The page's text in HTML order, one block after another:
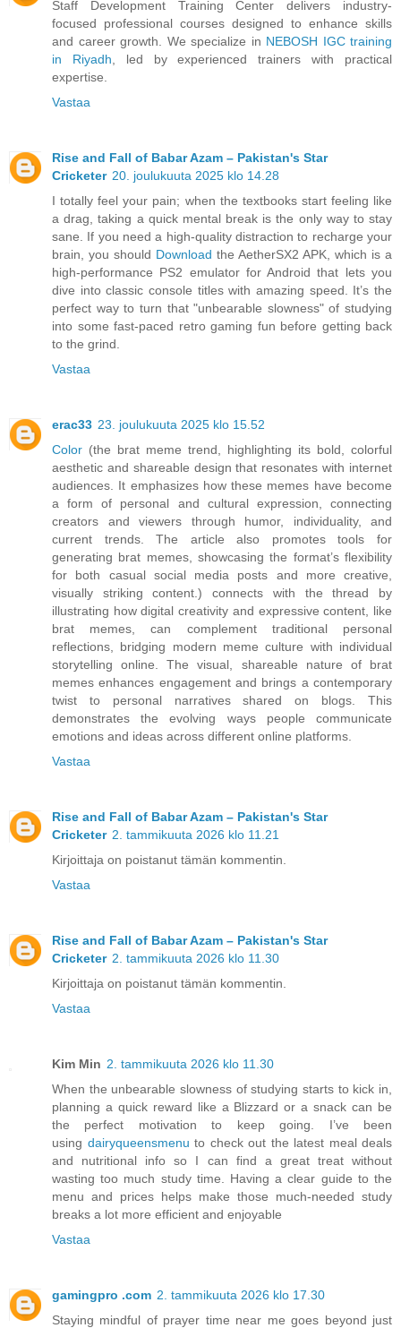
Staff Development Training Center delivers industry-
focused professional courses designed to enhance skills
and career growth. We specialize in NEBOSH IGC training
in Riyadh , led by experienced trainers with practical
expertise.
Vastaa
Rise and Fall of Babar Azam – Pakistan's Star
Cricketer 20. joulukuuta 2025 klo 14.28
I totally feel your pain; when the textbooks start feeling like
a drag, taking a quick mental break is the only way to stay
sane. If you need a high-quality distraction to recharge your
brain, you should Download the AetherSX2 APK, which is a
high-performance PS2 emulator for Android that lets you
dive into classic console titles with amazing speed. It’s the
perfect way to turn that "unbearable slowness" of studying
into some fast-paced retro gaming fun before getting back
to the grind.
Vastaa
erac33 23. joulukuuta 2025 klo 15.52
Color (the brat meme trend, highlighting its bold, colorful
aesthetic and shareable design that resonates with internet
audiences. It emphasizes how these memes have become
a form of personal and cultural expression, connecting
creators and viewers through humor, individuality, and
current trends. The article also promotes tools for
generating brat memes, showcasing the format’s flexibility
for both casual social media posts and more creative,
visually striking content.) connects with the thread by
illustrating how digital creativity and expressive content, like
brat memes, can complement traditional personal
reflections, bridging modern meme culture with individual
storytelling online. The visual, shareable nature of brat
memes enhances engagement and brings a contemporary
twist to personal narratives shared on blogs. This
demonstrates the evolving ways people communicate
emotions and ideas across different online platforms.
Vastaa
Rise and Fall of Babar Azam – Pakistan's Star
Cricketer 2. tammikuuta 2026 klo 11.21
Kirjoittaja on poistanut tämän kommentin.
Vastaa
Rise and Fall of Babar Azam – Pakistan's Star
Cricketer 2. tammikuuta 2026 klo 11.30
Kirjoittaja on poistanut tämän kommentin.
Vastaa
Kim Min 2. tammikuuta 2026 klo 11.30
When the unbearable slowness of studying starts to kick in,
planning a quick reward like a Blizzard or a snack can be
the perfect motivation to keep going. I’ve been
using dairyqueensmenu to check out the latest meal deals
and nutritional info so I can find a great treat without
wasting too much study time. Having a clear guide to the
menu and prices helps make those much-needed study
breaks a lot more efficient and enjoyable
Vastaa
gamingpro .com 2. tammikuuta 2026 klo 17.30
Staying mindful of prayer time near me goes beyond just